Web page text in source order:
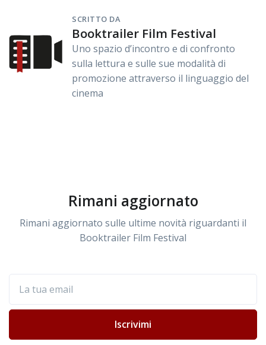
SCRITTO DA
Booktrailer Film Festival
Uno spazio d’incontro e di confronto
sulla lettura e sulle sue modalità di
promozione attraverso il linguaggio del
cinema
Rimani aggiornato
Rimani aggiornato sulle ultime novità riguardanti il
Booktrailer Film Festival
Iscrivimi